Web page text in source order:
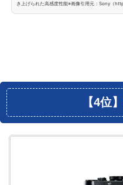
き上げられた高感度性能※画像引用元：Sony（
【4位